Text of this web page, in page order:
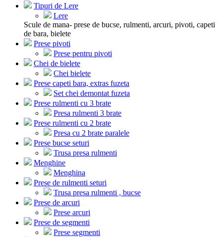
Tipuri de Lere
Lere
Scule de mana- prese de bucse, rulmenti, arcuri, pivoti, capeti
de bara, bielete
Prese pivoti
Prese pentru pivoti
Chei de bielete
Chei bielete
Prese capeti bara, extras fuzeta
Set chei demontat fuzeta
Prese rulmenti cu 3 brate
Presa rulmenti 3 brate
Prese rulmenti cu 2 brate
Presa cu 2 brate paralele
Prese bucse seturi
Trusa presa rulmenti
Menghine
Menghina
Prese de rulmenti seturi
Trusa presa rulmenti , bucse
Prese de arcuri
Prese arcuri
Prese de segmenti
Prese segmenti